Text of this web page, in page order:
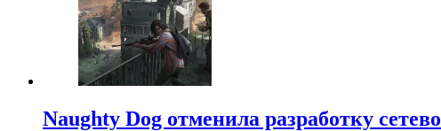
Naughty Dog отменила разработку